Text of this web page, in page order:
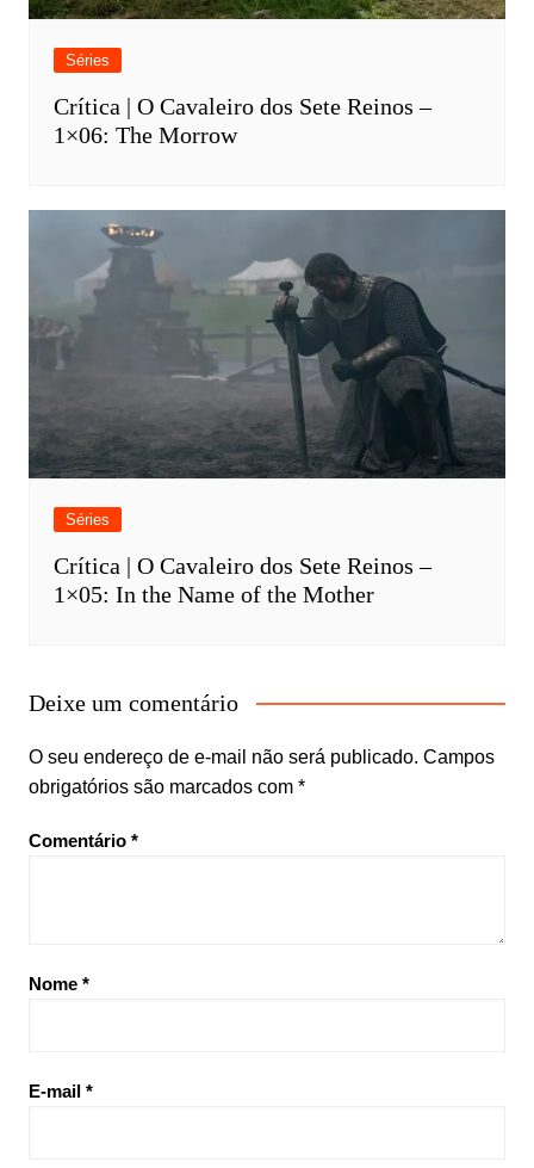
Séries
Crítica | O Cavaleiro dos Sete Reinos –
1×06: The Morrow
Séries
Crítica | O Cavaleiro dos Sete Reinos –
1×05: In the Name of the Mother
Deixe um comentário
O seu endereço de e-mail não será publicado. Campos
obrigatórios são marcados com *
Comentário *
Nome *
E-mail *